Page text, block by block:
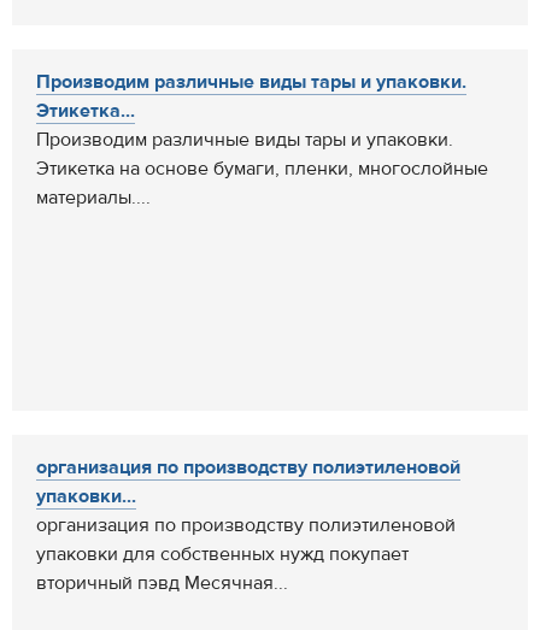
Производим различные виды тары и упаковки.
Этикетка...
Производим различные виды тары и упаковки.
Этикетка на основе бумаги, пленки, многослойные
материалы....
организация по производству полиэтиленовой
упаковки...
организация по производству полиэтиленовой
упаковки для собственных нужд покупает
вторичный пэвд Месячная...